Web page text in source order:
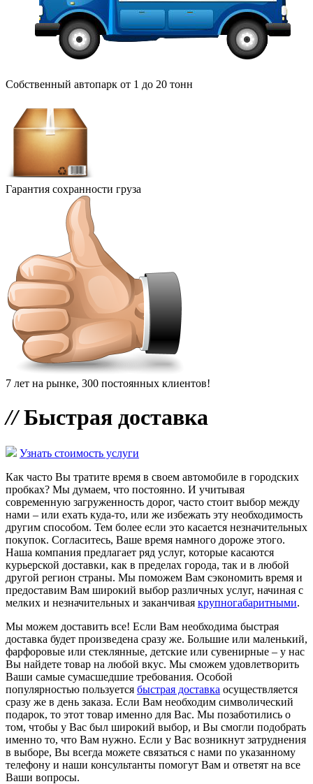
Собственный автопарк от 1 до 20 тонн
Гарантия сохранности груза
7 лет на рынке, 300 постоянных клиентов!
//Быстрая доставка
Узнать стоимость услуги
Как часто Вы тратите время в своем автомобиле в городских
пробках? Мы думаем, что постоянно. И учитывая
современную загруженность дорог, часто стоит выбор между
нами – или ехать куда-то, или же избежать эту необходимость
другим способом. Тем более если это касается незначительных
покупок. Согласитесь, Ваше время намного дороже этого.
Наша компания предлагает ряд услуг, которые касаются
курьерской доставки, как в пределах города, так и в любой
другой регион страны. Мы поможем Вам сэкономить время и
предоставим Вам широкий выбор различных услуг, начиная с
мелких и незначительных и заканчивая крупногабаритными.
Мы можем доставить все! Если Вам необходима быстрая
доставка будет произведена сразу же. Большие или маленький,
фарфоровые или стеклянные, детские или сувенирные – у нас
Вы найдете товар на любой вкус. Мы сможем удовлетворить
Ваши самые сумасшедшие требования. Особой
популярностью пользуется быстрая доставка осуществляется
сразу же в день заказа. Если Вам необходим символический
подарок, то этот товар именно для Вас. Мы позаботились о
том, чтобы у Вас был широкий выбор, и Вы смогли подобрать
именно то, что Вам нужно. Если у Вас возникнут затруднения
в выборе, Вы всегда можете связаться с нами по указанному
телефону и наши консультанты помогут Вам и ответят на все
Ваши вопросы.